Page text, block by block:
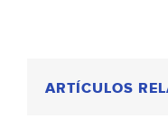
ARTÍCULOS